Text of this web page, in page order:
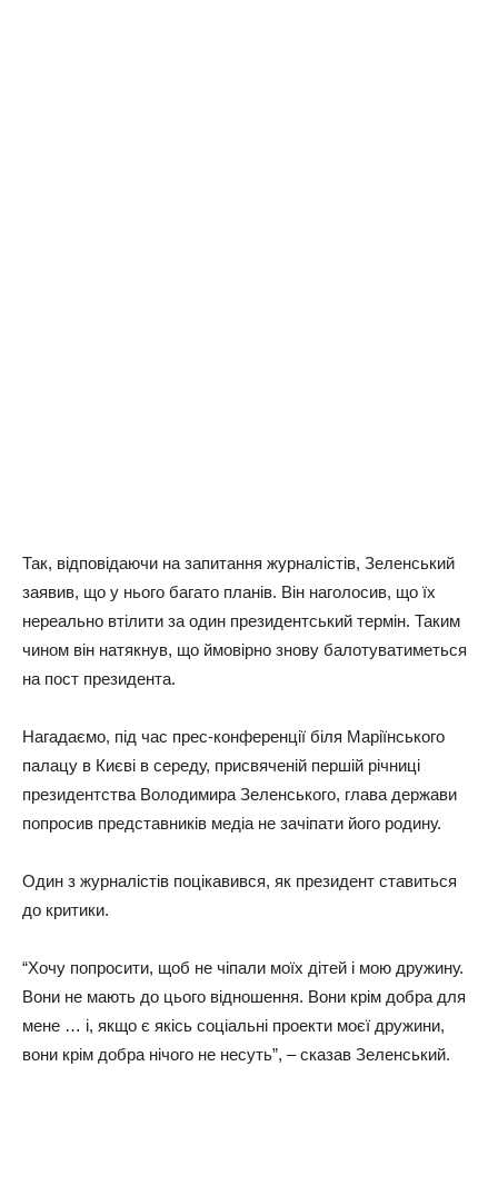
Так, відповідаючи на запитання журналістів, Зеленський
заявив, що у нього багато планів. Він наголосив, що їх
нереально втілити за один президентський термін. Таким
чином він натякнув, що ймовірно знову балотуватиметься
на пост президента.
Нагадаємо, під час прес-конференції біля Маріїнського
палацу в Києві в середу, присвяченій першій річниці
президентства Володимира Зеленського, глава держави
попросив представників медіа не зачіпати його родину.
Один з журналістів поцікавився, як президент ставиться
до критики.
“Хочу попросити, щоб не чіпали моїх дітей і мою дружину.
Вони не мають до цього відношення. Вони крім добра для
мене … і, якщо є якісь соціальні проекти моєї дружини,
вони крім добра нічого не несуть”, – сказав Зеленський.